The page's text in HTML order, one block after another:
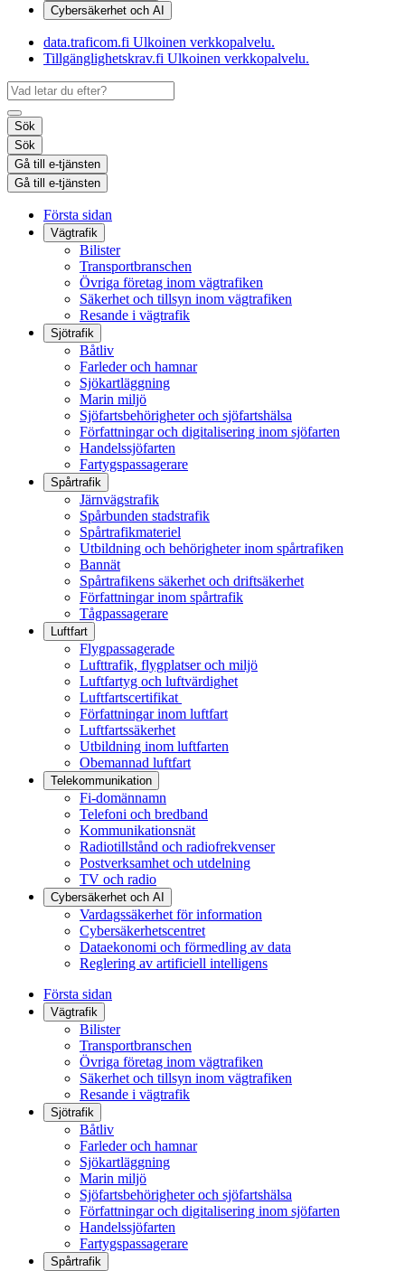
Cybersäkerhet och AI
data.traficom.fi Ulkoinen verkkopalvelu.
Tillgänglighetskrav.fi Ulkoinen verkkopalvelu.
Sök
Sök
Gå till e-tjänsten
Gå till e-tjänsten
Första sidan
Vägtrafik
Bilister
Transportbranschen
Övriga företag inom vägtrafiken
Säkerhet och tillsyn inom vägtrafiken
Resande i vägtrafik
Sjötrafik
Båtliv
Farleder och hamnar
Sjökartläggning
Marin miljö
Sjöfartsbehörigheter och sjöfartshälsa
Författningar och digitalisering inom sjöfarten
Handelssjöfarten
Fartygspassagerare
Spårtrafik
Järnvägstrafik
Spårbunden stadstrafik
Spårtrafikmateriel
Utbildning och behörigheter inom spårtrafiken
Bannät
Spårtrafikens säkerhet och driftsäkerhet
Författningar inom spårtrafik
Tågpassagerare
Luftfart
Flygpassagerade
Lufttrafik, flygplatser och miljö
Luftfartyg och luftvärdighet
Luftfartscertifikat
Författningar inom luftfart
Luftfartssäkerhet
Utbildning inom luftfarten
Obemannad luftfart
Telekommunikation
Fi-domännamn
Telefoni och bredband
Kommunikationsnät
Radiotillstånd och radiofrekvenser
Postverksamhet och utdelning
TV och radio
Cybersäkerhet och AI
Vardagssäkerhet för information
Cybersäkerhetscentret
Dataekonomi och förmedling av data
Reglering av artificiell intelligens
Första sidan
Vägtrafik
Bilister
Transportbranschen
Övriga företag inom vägtrafiken
Säkerhet och tillsyn inom vägtrafiken
Resande i vägtrafik
Sjötrafik
Båtliv
Farleder och hamnar
Sjökartläggning
Marin miljö
Sjöfartsbehörigheter och sjöfartshälsa
Författningar och digitalisering inom sjöfarten
Handelssjöfarten
Fartygspassagerare
Spårtrafik